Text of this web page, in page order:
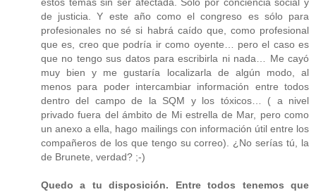
de justicia. Y este año como el congreso es sólo para
profesionales no sé si habrá caído que, como profesional
que es, creo que podría ir como oyente… pero el caso es
que no tengo sus datos para escribirla ni nada… Me cayó
muy bien y me gustaría localizarla de algún modo, al
menos para poder intercambiar información entre todos
dentro del campo de la SQM y los tóxicos… ( a nivel
privado fuera del ámbito de Mi estrella de Mar, pero como
un anexo a ella, hago mailings con información útil entre los
compañeros de los que tengo su correo). ¿No serías tú, la
de Brunete, verdad? ;-)
Quedo a tu disposición. Entre todos tenemos que